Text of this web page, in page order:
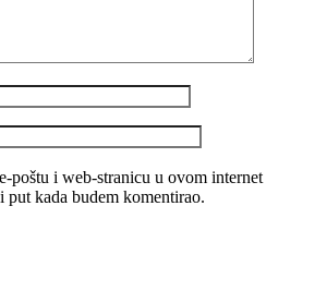
poštu i web-stranicu u ovom internet
put kada budem komentirao.